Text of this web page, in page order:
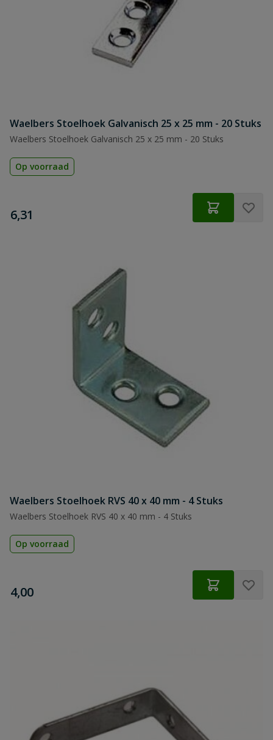
Waelbers Stoelhoek Galvanisch 25 x 25 mm - 20 Stuks
Waelbers Stoelhoek Galvanisch 25 x 25 mm - 20 Stuks
Op voorraad
€
6,31
Waelbers Stoelhoek RVS 40 x 40 mm - 4 Stuks
Waelbers Stoelhoek RVS 40 x 40 mm - 4 Stuks
Op voorraad
€
4,00